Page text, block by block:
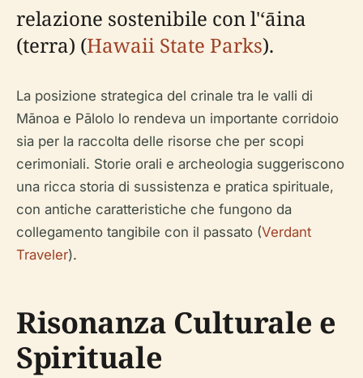
relazione sostenibile con l'ʻāina
(terra) (Hawaii State Parks).
La posizione strategica del crinale tra le valli di
Mānoa e Pālolo lo rendeva un importante corridoio
sia per la raccolta delle risorse che per scopi
cerimoniali. Storie orali e archeologia suggeriscono
una ricca storia di sussistenza e pratica spirituale,
con antiche caratteristiche che fungono da
collegamento tangibile con il passato (Verdant
Traveler).
Risonanza Culturale e
Spirituale